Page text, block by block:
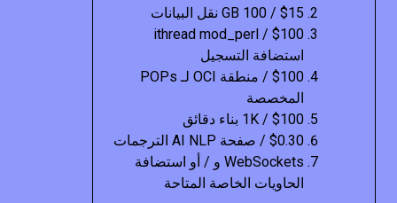
$15 / 100 GB نقل البيانات
$100 / ithread mod_perl
استضافة التسجيل
$100 / منطقة OCI لـ POPs
المخصصة
$100 / 1K بناء دقائق
$0.30 / صفحة AI NLP الترجمات
WebSockets و / أو استضافة
الحاويات الخاصة المتاحة